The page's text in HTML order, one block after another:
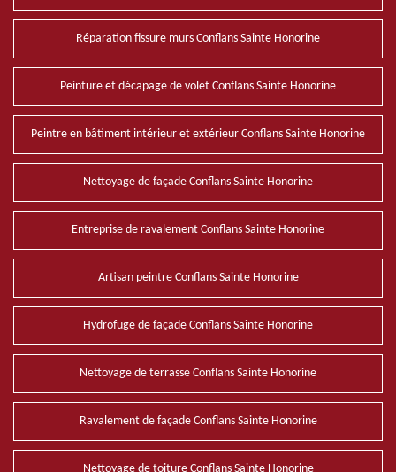
Réparation fissure murs Conflans Sainte Honorine
Peinture et décapage de volet Conflans Sainte Honorine
Peintre en bâtiment intérieur et extérieur Conflans Sainte Honorine
Nettoyage de façade Conflans Sainte Honorine
Entreprise de ravalement Conflans Sainte Honorine
Artisan peintre Conflans Sainte Honorine
Hydrofuge de façade Conflans Sainte Honorine
Nettoyage de terrasse Conflans Sainte Honorine
Ravalement de façade Conflans Sainte Honorine
Nettoyage de toiture Conflans Sainte Honorine